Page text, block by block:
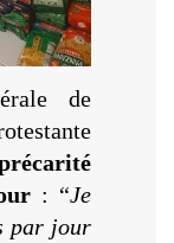
de
: “Je
par jour